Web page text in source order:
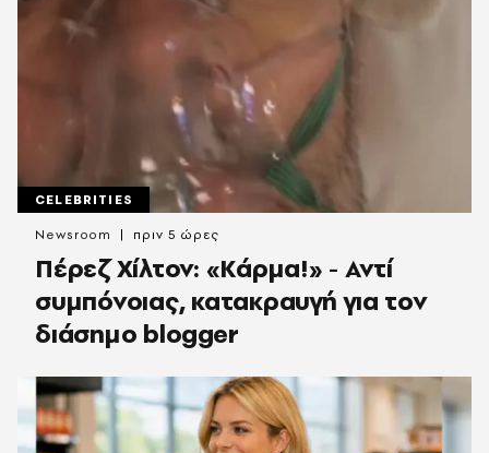
CELEBRITIES
Πέρεζ Χίλτον: «Κάρμα!» - Αντί
συμπόνοιας, κατακραυγή για τον
διάσημο blogger
Newsroom πριν 5 ώρες